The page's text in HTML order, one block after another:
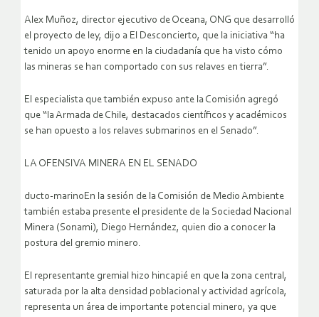
Alex Muñoz, director ejecutivo de Oceana, ONG que desarrolló
el proyecto de ley, dijo a El Desconcierto, que la iniciativa “ha
tenido un apoyo enorme en la ciudadanía que ha visto cómo
las mineras se han comportado con sus relaves en tierra”.
El especialista que también expuso ante la Comisión agregó
que “la Armada de Chile, destacados científicos y académicos
se han opuesto a los relaves submarinos en el Senado”.
LA OFENSIVA MINERA EN EL SENADO
ducto-marinoEn la sesión de la Comisión de Medio Ambiente
también estaba presente el presidente de la Sociedad Nacional
Minera (Sonami), Diego Hernández, quien dio a conocer la
postura del gremio minero.
El representante gremial hizo hincapié en que la zona central,
saturada por la alta densidad poblacional y actividad agrícola,
representa un área de importante potencial minero, ya que